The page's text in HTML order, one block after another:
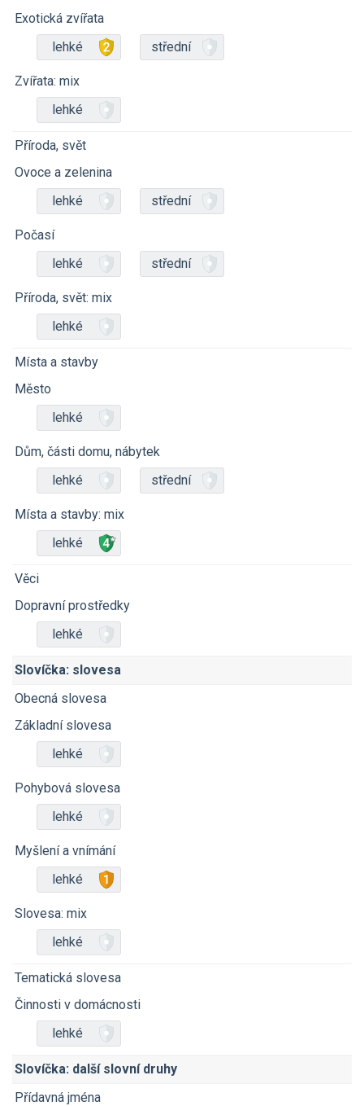
Exotická zvířata
lehké
střední
Zvířata: mix
lehké
Příroda, svět
Ovoce a zelenina
lehké
střední
Počasí
lehké
střední
Příroda, svět: mix
lehké
Místa a stavby
Město
lehké
Dům, části domu, nábytek
lehké
střední
Místa a stavby: mix
lehké
Věci
Dopravní prostředky
lehké
Slovíčka: slovesa
Obecná slovesa
Základní slovesa
lehké
Pohybová slovesa
lehké
Myšlení a vnímání
lehké
Slovesa: mix
lehké
Tematická slovesa
Činnosti v domácnosti
lehké
Slovíčka: další slovní druhy
Přídavná jména